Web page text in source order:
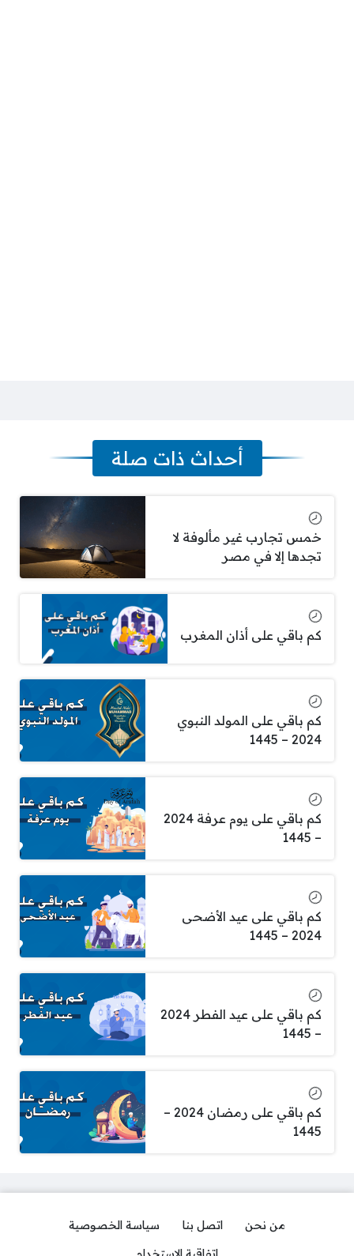
أحداث ذات صلة
خمس تجارب غير مألوفة لا
تجدها إلا في مصر
كم باقي على أذان المغرب
كم باقي على المولد النبوي
2024 – 1445
كم باقي على يوم عرفة 2024
– 1445
كم باقي على عيد الأضحى
2024 – 1445
كم باقي على عيد الفطر 2024
– 1445
كم باقي على رمضان 2024 –
1445
من نحن اتصل بنا
سياسة الخصوصية